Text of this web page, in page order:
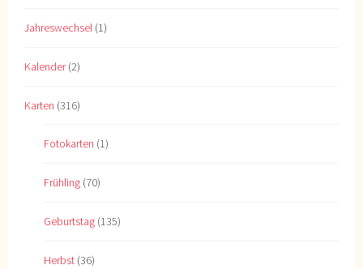
Jahreswechsel (1)
Kalender(2)
Karten (316)
Fotokarten (1)
Frühling (70)
Geburtstag (135)
Herbst (36)